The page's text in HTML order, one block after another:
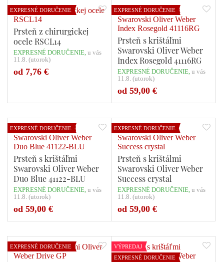
EXPRESNÉ DORUČENIE
Prsteň z chirurgickej
ocele RSCL14
EXPRESNÉ DORUČENIE, u vás
11.8. (utorok)
od 7,76 €
EXPRESNÉ DORUČENIE
Prsteň s krištáľmi
Swarovski Oliver Weber
Index Rosegold 41116RG
EXPRESNÉ DORUČENIE, u vás
11.8. (utorok)
od 59,00 €Počet variant: 1
EXPRESNÉ DORUČENIE
Prsteň s krištáľmi
Swarovski Oliver Weber
Duo Blue 41122-BLU
EXPRESNÉ DORUČENIE, u vás
11.8. (utorok)
od 59,00 €Počet variant: 1
EXPRESNÉ DORUČENIE
Prsteň s krištálmi
Swarovski Oliver Weber
Success crystal
EXPRESNÉ DORUČENIE, u vás
11.8. (utorok)
od 59,00 €Počet variant: 1
EXPRESNÉ DORUČENIE
VÝPREDAJ
EXPRESNÉ DORUČENIE